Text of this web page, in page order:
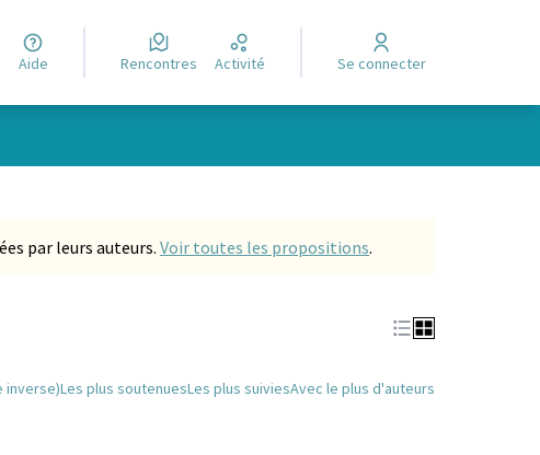
Aide Rencontres Activité Se connecter
par leurs auteurs. Voir toutes les propositions.
inverse)Les plus soutenuesLes plus suiviesAvec le plus d'auteurs